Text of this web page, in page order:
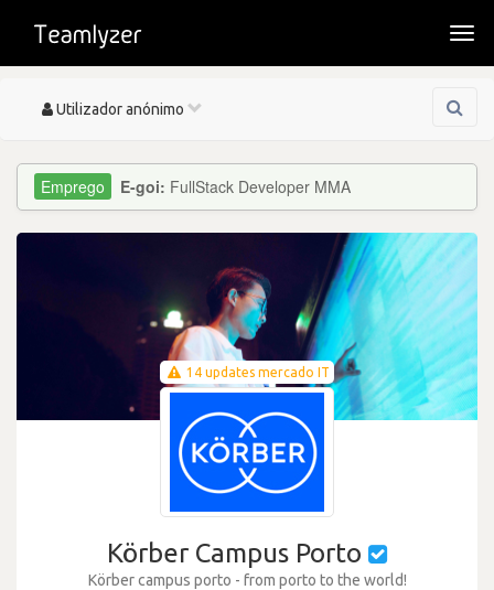
Toggle
Utilizador anónimo
E-goi: FullStack Developer MMA
14 updates mercado IT
Körber Campus Porto
Körber campus porto - from porto to the world!